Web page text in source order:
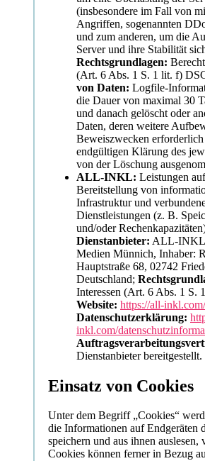
(insbesondere im Fall von
Angriffen, sogenannten
und zum anderen, um die
Server und ihre Stabilität
Rechtsgrundlagen:
(Art. 6 Abs. 1 S. 1 lit. f)
von Daten: Logfile-
die Dauer von maximal 30
und danach gelöscht oder
Daten, deren weitere
Beweiszwecken
endgültigen Klärung des
von der Löschung
ALL-INKL: Leistungen
Bereitstellung von
Infrastruktur und
Dienstleistungen (z. B.
und/oder
Dienstanbieter: ALL-
Medien Münnich, Inhaber:
Hauptstraße 68, 02742
Deutschland;
Interessen (Art. 6 Abs. 1 S.
Website: https://all-inkl.com/
Datenschutzerklärung:
inkl.com/
Dienstanbieter bereitgestellt.
Einsatz von Cookies
Unter dem Begriff „Cookies“
die Informationen auf Endgeräten
speichern und aus ihnen auslesen,
Cookies können ferner in Bezug